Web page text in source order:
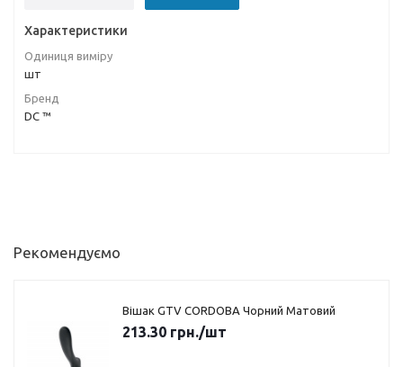
Характеристики
Одиниця виміру
шт
Бренд
DC ™
Рекомендуємо
Вішак GTV CORDOBA Чорний Матовий
213.30 грн./шт